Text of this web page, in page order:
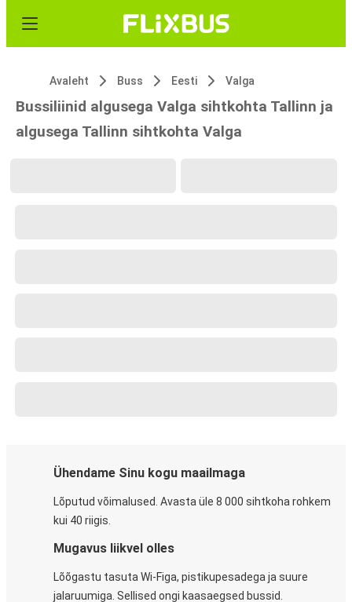
Avaleht Buss Eesti Valga
Bussiliinid algusega Valga sihtkohta Tallinn ja
algusega Tallinn sihtkohta Valga
Ühendame Sinu kogu maailmaga
Lõputud võimalused. Avasta üle 8 000 sihtkoha rohkem
kui 40 riigis.
Mugavus liikvel olles
Lõõgastu tasuta Wi-Figa, pistikupesadega ja suure
jalaruumiga. Sellised ongi kaasaegsed bussid.